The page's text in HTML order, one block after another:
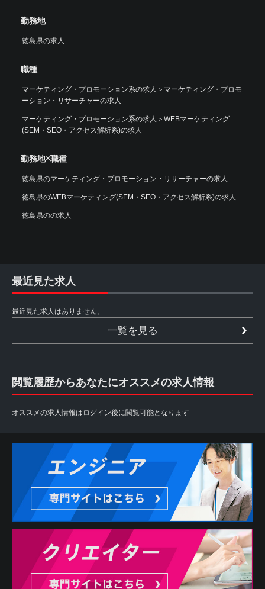
勤務地
徳島県の求人
職種
マーケティング・プロモーション系の求人 ＞ マーケティング・プロモ
ーション・リサーチャーの求人
マーケティング・プロモーション系の求人 ＞ WEBマーケティング
(SEM・SEO・アクセス解析系)の求人
勤務地×職種
徳島県のマーケティング・プロモーション・リサーチャーの求人
徳島県のWEBマーケティング(SEM・SEO・アクセス解析系)の求人
徳島県のの求人
最近見た求人
最近見た求人はありません。
一覧を見る
閲覧履歴からあなたにオススメの求人情報
オススメの求人情報はログイン後に閲覧可能となります